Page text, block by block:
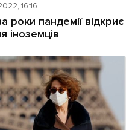
16:16
роки пандемії відкриє
іноземців